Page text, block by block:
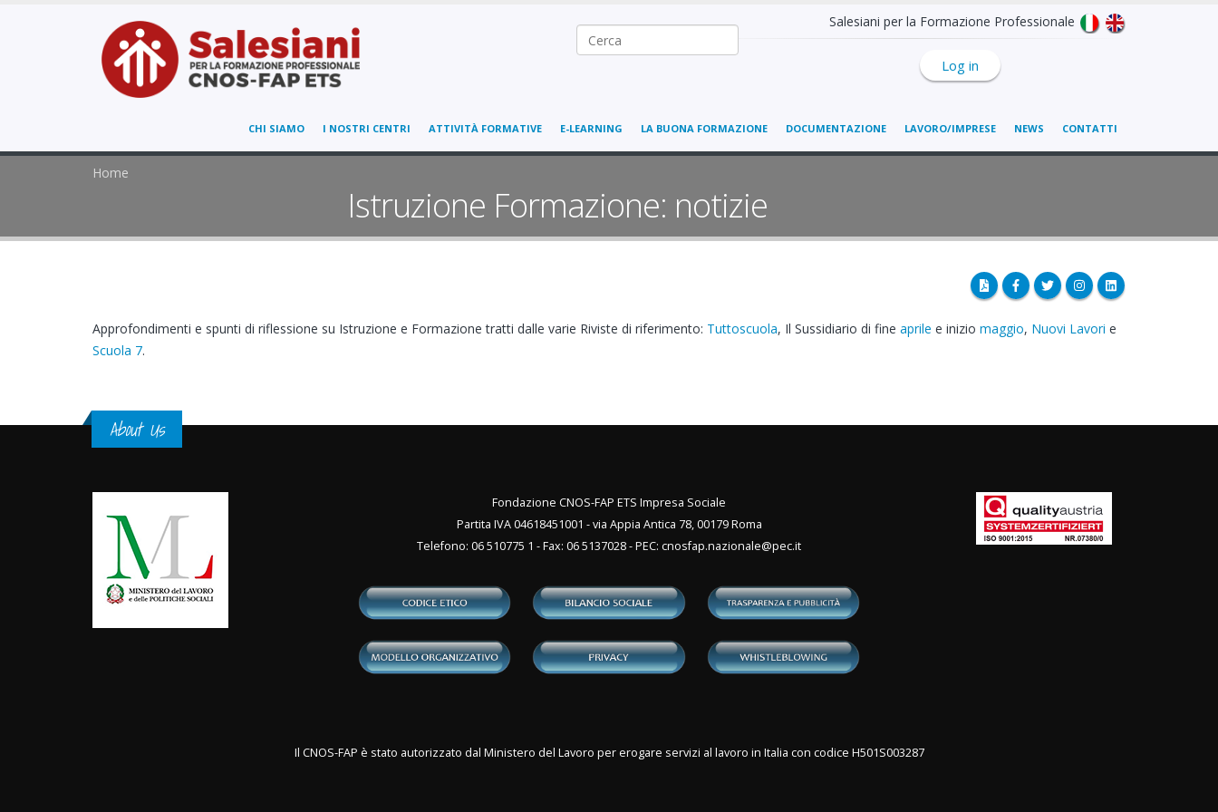
Salesiani per la Formazione Professionale
Log in
Ricerca nel sito
CHI SIAMO I NOSTRI CENTRI ATTIVITÀ FORMATIVE E-LEARNING LA BUONA FORMAZIONE DOCUMENTAZIONE LAVORO/IMPRESE NEWS CONTATTI
Home
Istruzione Formazione: notizie
Approfondimenti e spunti di riflessione su Istruzione e Formazione tratti dalle varie Riviste di riferimento: Tuttoscuola, Il Sussidiario di fine aprile e inizio maggio, Nuovi Lavori e
Scuola 7.
About Us
Fondazione CNOS-FAP ETS Impresa Sociale
Partita IVA 04618451001 - via Appia Antica 78, 00179 Roma
Telefono: 06 510775 1 - Fax: 06 5137028 - PEC: cnosfap.nazionale@pec.it
Il CNOS-FAP è stato autorizzato dal Ministero del Lavoro per erogare servizi al lavoro in Italia con codice H501S003287